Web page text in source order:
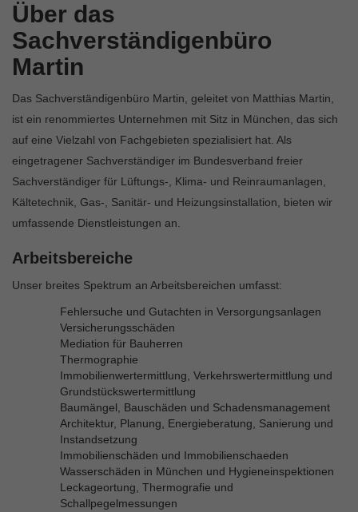
Über das
Sachverständigenbüro
Martin
Das Sachverständigenbüro Martin, geleitet von Matthias Martin,
ist ein renommiertes Unternehmen mit Sitz in München, das sich
auf eine Vielzahl von Fachgebieten spezialisiert hat. Als
eingetragener Sachverständiger im Bundesverband freier
Sachverständiger für Lüftungs-, Klima- und Reinraumanlagen,
Kältetechnik, Gas-, Sanitär- und Heizungsinstallation, bieten wir
umfassende Dienstleistungen an.
Arbeitsbereiche
Unser breites Spektrum an Arbeitsbereichen umfasst:
Fehlersuche und Gutachten in Versorgungsanlagen
Versicherungsschäden
Mediation für Bauherren
Thermographie
Immobilienwertermittlung, Verkehrswertermittlung und
Grundstückswertermittlung
Baumängel, Bauschäden und Schadensmanagement
Architektur, Planung, Energieberatung, Sanierung und
Instandsetzung
Immobilienschäden und Immobilienschaeden
Wasserschäden in München und Hygieneinspektionen
Leckageortung, Thermografie und
Schallpegelmessungen